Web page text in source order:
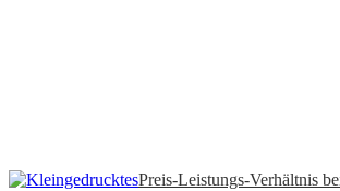
Preis-Leistungs-Verhältnis